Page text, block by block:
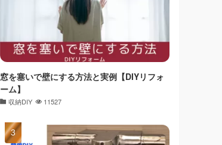
窓を塞いで壁にする方法と実例【DIYリフォ
ーム】
収納DIY 11527